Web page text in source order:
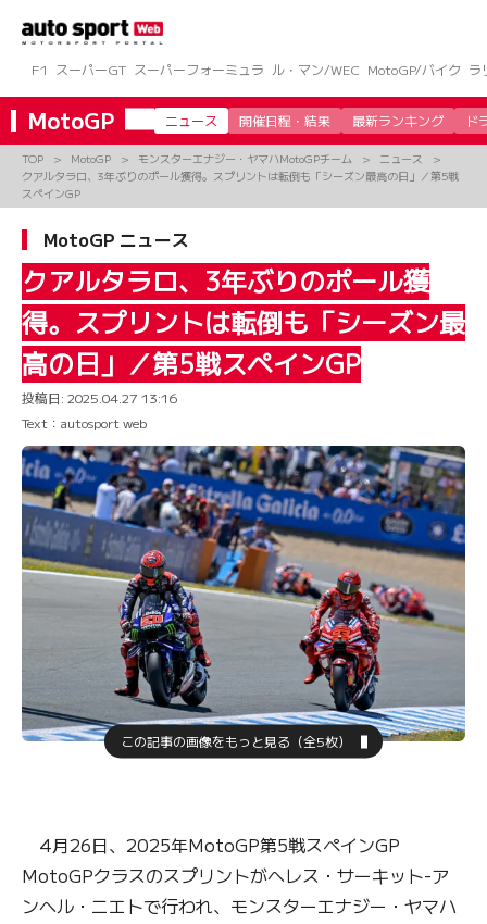
ツ
へ
ス
キ
F1 スーパーGT スーパーフォーミュラ ル・マン/WEC MotoGP/バイク ラ
MotoGP ニュース 開催日程・結果 最新ランキング ド
TOP MotoGP モンスターエナジー・ヤマハMotoGPチーム
ニュース
クアルタラロ、3年ぶりのポール獲得。スプリントは転倒も「シーズン最高の日」／第5戦
スペインGP
MotoGP ニュース
クアルタラロ、3年ぶりのポール獲
得。スプリントは転倒も「シーズン最
高の日」／第5戦スペインGP
投稿日: 2025.04.27 13:16
Text：autosport web
この記事の画像をもっと見る（全5枚）
4月26日、2025年MotoGP第5戦スペインGP
MotoGPクラスのスプリントがヘレス・サーキット-ア
ンヘル・ニエトで行われ、モンスターエナジー・ヤマハ